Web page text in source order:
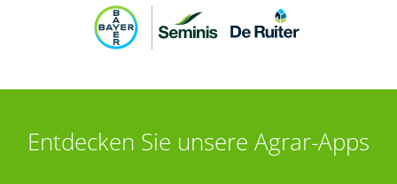
Entdecken Sie unsere Agrar-Apps